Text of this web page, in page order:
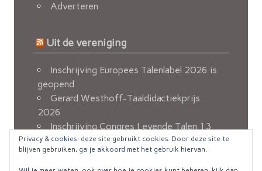
Adverteren
Uit de vereniging
Inschrijving Europees Talenlabel 2026 is
geopend
Gerard Westhoff-Taaldidactiekprijs
2026
Inschrijving Congres Levende Talen 13
november 2026 geopend
Berichten van de FvOv
Nieuw e-mailadres voor ledenadministratie
Privacy & cookies: deze site gebruikt cookies. Door deze site te
blijven gebruiken, ga je akkoord met het gebruik hiervan.